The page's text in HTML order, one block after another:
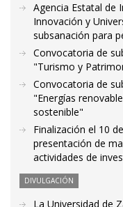
Agencia Estatal de
Innovación y
subsanación para
Convocatoria de
"Turismo y
Convocatoria de
"Energías
sostenible"
Finalización el 10
presentación de
actividades de
DIVULGACIÓN
La Universidad de